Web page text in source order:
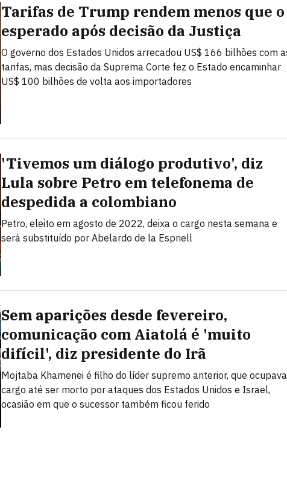
Tarifas de Trump rendem menos que o
esperado após decisão da Justiça
O governo dos Estados Unidos arrecadou US$ 166 bilhões com
tarifas, mas decisão da Suprema Corte fez o Estado encaminhar
US$ 100 bilhões de volta aos importadores
'Tivemos um diálogo produtivo', diz
Lula sobre Petro em telefonema de
despedida a colombiano
Petro, eleito em agosto de 2022, deixa o cargo nesta semana e
será substituído por Abelardo de la Espriell
Sem aparições desde fevereiro,
comunicação com Aiatolá é 'muito
difícil', diz presidente do Irã
Mojtaba Khamenei é filho do líder supremo anterior, que
cargo até ser morto por ataques dos Estados Unidos e Israel,
ocasião em que o sucessor também ficou ferido